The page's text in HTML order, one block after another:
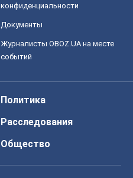
конфиденциальности
Документы
Журналисты OBOZ.UA на месте
событий
Политика
Расследования
Общество